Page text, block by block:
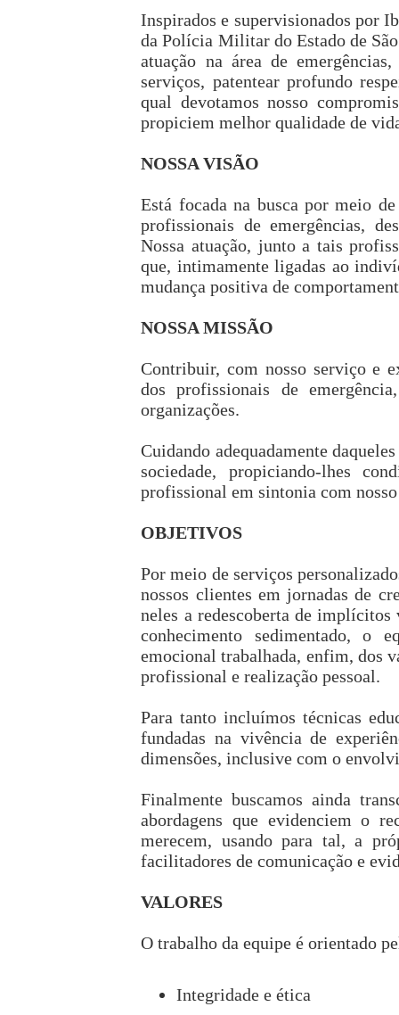
Inspirados e supervisionados por
da Polícia Militar do Estado de
atuação na área de
serviços, patentear profundo
qual devotamos nosso
propiciem melhor qualidade de
NOSSA VISÃO
Está focada na busca por meio
profissionais de emergências,
Nossa atuação, junto a tais
que, intimamente ligadas ao
mudança positiva de
NOSSA MISSÃO
Contribuir, com nosso serviço e
dos profissionais de
organizações.
Cuidando adequadamente
sociedade, propiciando-lhes
profissional em sintonia com
OBJETIVOS
Por meio de serviços
nossos clientes em jornadas de
neles a redescoberta de
conhecimento sedimentado, o
emocional trabalhada, enfim, dos
profissional e realização pessoal.
Para tanto incluímos técnicas
fundadas na vivência de
dimensões, inclusive com o
Finalmente buscamos ainda
abordagens que evidenciem o
merecem, usando para tal, a
facilitadores de comunicação e
VALORES
O trabalho da equipe é orientado
Integridade e ética